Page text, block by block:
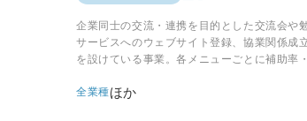
企業同士の交流・連携を目的とした交流会や
サービスへのウェブサイト登録、協業関係成
を設けている事業。各メニューごとに補助率
全業種ほか